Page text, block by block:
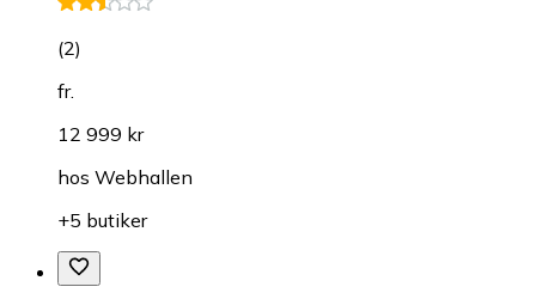
(2)
fr.
12 999 kr
hos Webhallen
+5 butiker